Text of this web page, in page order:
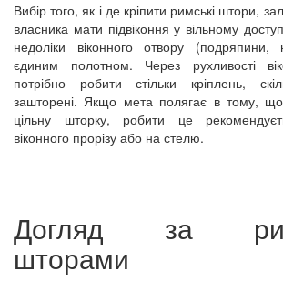
Вибір того, як і де кріпити римські штори,
власника мати підвіконня у вільному
недоліки віконного отвору (подряпини,
єдиним полотном. Через рухливості
потрібно робити стільки кріплень,
зашторені. Якщо мета полягає в тому,
цільну шторку, робити це
віконного прорізу або на стелю.
Догляд за
шторами